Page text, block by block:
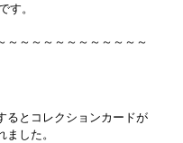
す。
～～～～～～～～～～～～
るとコレクションカードが
した。